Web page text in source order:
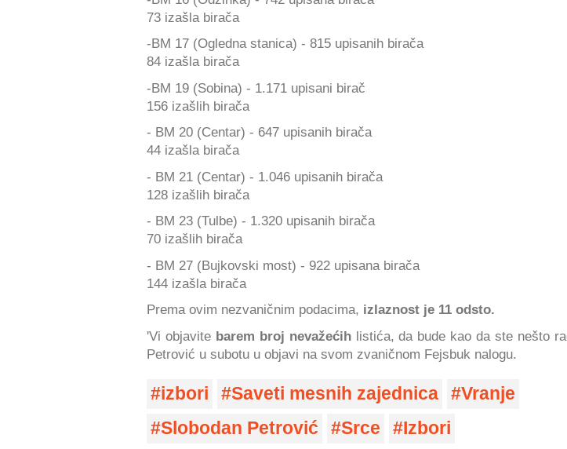
73 izašla birača
-BM 17 (Ogledna stanica) - 815 upisanih birača
84 izašla birača
-BM 19 (Sobina) - 1.171 upisani birač
156 izašlih birača
- BM 20 (Centar) - 647 upisanih birača
44 izašla birača
- BM 21 (Centar) - 1.046 upisanih birača
128 izašlih birača
- BM 23 (Tulbe) - 1.320 upisanih birača
70 izašlih birača
- BM 27 (Bujkovski most) - 922 upisana birača
144 izašla birača
Prema ovim nezvaničnim podacima, izlaznost je 11 odsto.
'Vi objavitebarem broj nevažećihlistića, da bude kao da ste nešto
Petrović u subotu u objavi na svom zvaničnom Fejsbuk nalogu.
izbori Saveti mesnih zajednica
Vranje
Slobodan Petrović
Srce Izbori